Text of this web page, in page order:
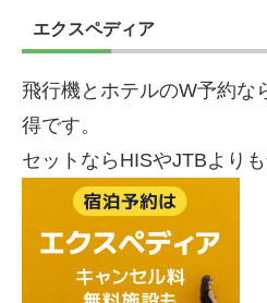
エクスペディア
飛行機とホテルのW予約な
得です。
セットならHISやJTBより